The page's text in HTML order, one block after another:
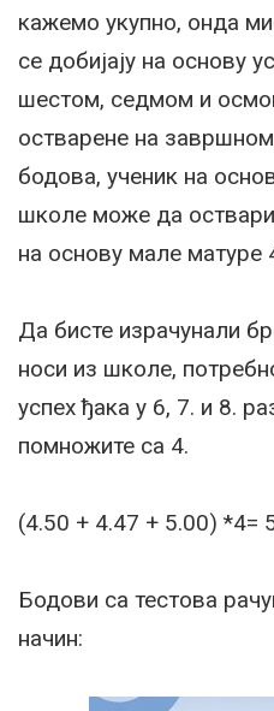
кажемо укупно, онда
се добијају на основу
шестом, седмом и
остварене на
бодова, ученик на
школе може да
на основу мале матуре
Да бисте израчунали
носи из школе,
успех ђака у 6, 7. и 8.
помножите са 4.
(4.50 + 4.47 + 5.00) *4=
Бодови са тестова
начин: